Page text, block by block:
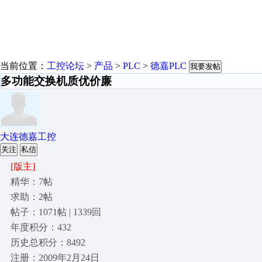
当前位置： 工控论坛 > 产品 > PLC > 德嘉PLC 我要发帖
多功能交换机质优价廉
大连德嘉工控
关注 私信
[版主]
精华：7帖
求助：2帖
帖子：1071帖 | 1339回
年度积分：432
历史总积分：8492
注册：2009年2月24日